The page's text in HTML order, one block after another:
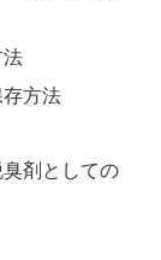
法
方法
剤としての